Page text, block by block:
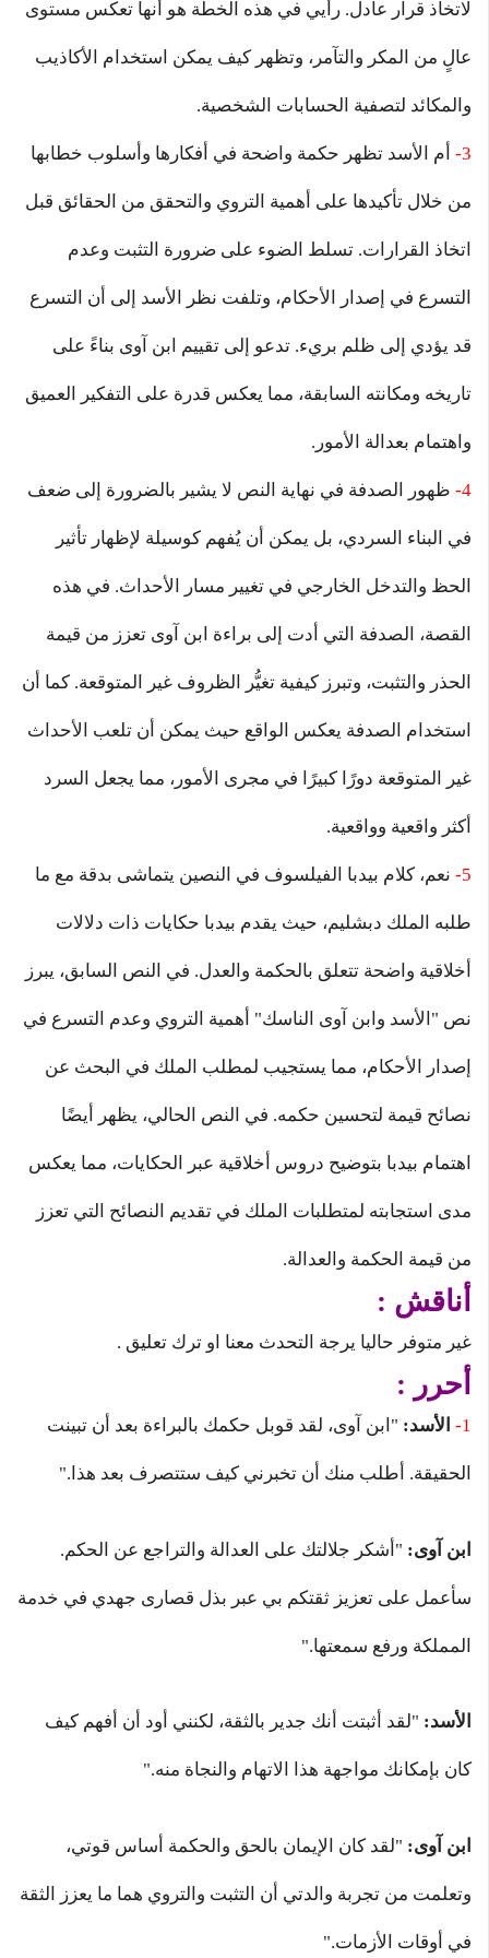
لاتخاذ قرار عادل. رأيي في هذه الخطة هو أنها تعكس مستوى
عالٍ من المكر والتآمر، وتظهر كيف يمكن استخدام الأكاذيب
والمكائد لتصفية الحسابات الشخصية.
3- أم الأسد تظهر حكمة واضحة في أفكارها وأسلوب خطابها
من خلال تأكيدها على أهمية التروي والتحقق من الحقائق قبل
اتخاذ القرارات. تسلط الضوء على ضرورة التثبت وعدم
التسرع في إصدار الأحكام، وتلفت نظر الأسد إلى أن التسرع
قد يؤدي إلى ظلم بريء. تدعو إلى تقييم ابن آوى بناءً على
تاريخه ومكانته السابقة، مما يعكس قدرة على التفكير العميق
واهتمام بعدالة الأمور.
4- ظهور الصدفة في نهاية النص لا يشير بالضرورة إلى ضعف
في البناء السردي، بل يمكن أن يُفهم كوسيلة لإظهار تأثير
الحظ والتدخل الخارجي في تغيير مسار الأحداث. في هذه
القصة، الصدفة التي أدت إلى براءة ابن آوى تعزز من قيمة
الحذر والتثبت، وتبرز كيفية تغيُّر الظروف غير المتوقعة. كما أن
استخدام الصدفة يعكس الواقع حيث يمكن أن تلعب الأحداث
غير المتوقعة دورًا كبيرًا في مجرى الأمور، مما يجعل السرد
أكثر واقعية وواقعية.
5- نعم، كلام بيدبا الفيلسوف في النصين يتماشى بدقة مع ما
طلبه الملك دبشليم، حيث يقدم بيدبا حكايات ذات دلالات
أخلاقية واضحة تتعلق بالحكمة والعدل. في النص السابق، يبرز
نص "الأسد وابن آوى الناسك" أهمية التروي وعدم التسرع في
إصدار الأحكام، مما يستجيب لمطلب الملك في البحث عن
نصائح قيمة لتحسين حكمه. في النص الحالي، يظهر أيضًا
اهتمام بيدبا بتوضيح دروس أخلاقية عبر الحكايات، مما يعكس
مدى استجابته لمتطلبات الملك في تقديم النصائح التي تعزز
من قيمة الحكمة والعدالة.
أناقش :
غير متوفر حاليا يرجة التحدث معنا او ترك تعليق .
أحرر :
1- الأسد: "ابن آوى، لقد قوبل حكمك بالبراءة بعد أن تبينت
الحقيقة. أطلب منك أن تخبرني كيف ستتصرف بعد هذا."
ابن آوى: "أشكر جلالتك على العدالة والتراجع عن الحكم.
سأعمل على تعزيز ثقتكم بي عبر بذل قصارى جهدي في خدمة
المملكة ورفع سمعتها."
الأسد: "لقد أثبتت أنك جدير بالثقة، لكنني أود أن أفهم كيف
كان بإمكانك مواجهة هذا الاتهام والنجاة منه."
ابن آوى: "لقد كان الإيمان بالحق والحكمة أساس قوتي،
وتعلمت من تجربة والدتي أن التثبت والتروي هما ما يعزز الثقة
في أوقات الأزمات."